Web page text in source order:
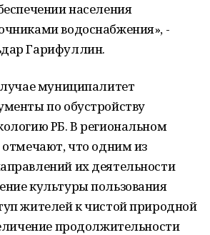
населения
водоснабжения», -
Гарифуллин.
муниципалитет
по обустройству
РБ. В региональном
отмечают, что одним из
их деятельности
культуры пользования
жителей к чистой природной
продолжительности